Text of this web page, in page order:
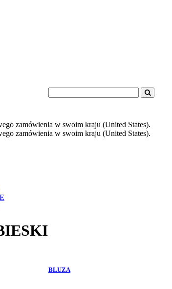
zamówienia w swoim kraju (United States).
zamówienia w swoim kraju (United States).
BLUZA